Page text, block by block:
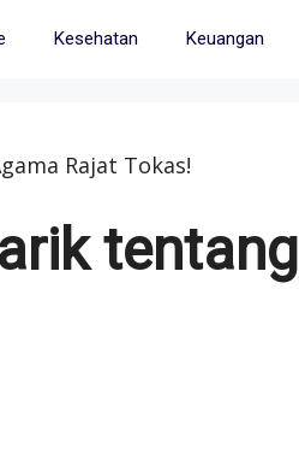
Kesehatan Keuangan
Rajat Tokas!
tentang